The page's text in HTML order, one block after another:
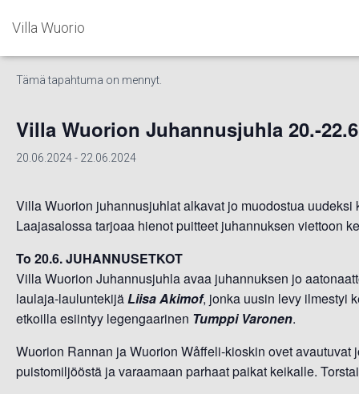
Villa Wuorio
Tämä tapahtuma on mennyt.
Villa Wuorion Juhannusjuhla 20.-
20.06.2024- 22.06.2024
Villa Wuorion juhannusjuhlat alkavat jo muodostua
Laajasalossa tarjoaa hienot puitteet juhannuksen viettoon
To 20.6. JUHANNUSETKOT
Villa Wuorion Juhannusjuhla avaa juhannuksen jo
laulaja-lauluntekijäLiisa Akimof, jonka uusin levy ilmestyi
etkoilla esiintyy legengaarinen Tumppi Varonen.
Wuorion Rannan ja Wuorion Wåffeli-kioskin ovet
puistomiljööstä ja varaamaan parhaat paikat keikalle.